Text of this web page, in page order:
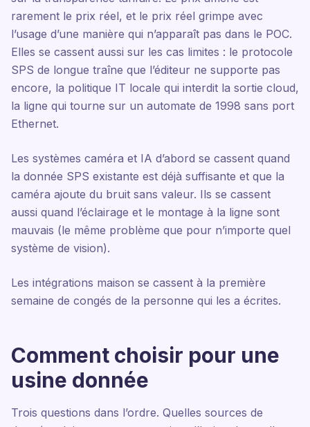
rarement le prix réel, et le prix réel grimpe avec
l’usage d’une manière qui n’apparaît pas dans le POC.
Elles se cassent aussi sur les cas limites : le protocole
SPS de longue traîne que l’éditeur ne supporte pas
encore, la politique IT locale qui interdit la sortie cloud,
la ligne qui tourne sur un automate de 1998 sans port
Ethernet.
Les systèmes caméra et IA d’abord se cassent quand
la donnée SPS existante est déjà suffisante et que la
caméra ajoute du bruit sans valeur. Ils se cassent
aussi quand l’éclairage et le montage à la ligne sont
mauvais (le même problème que pour n’importe quel
système de vision).
Les intégrations maison se cassent à la première
semaine de congés de la personne qui les a écrites.
Comment choisir pour une
usine donnée
Trois questions dans l’ordre. Quelles sources de